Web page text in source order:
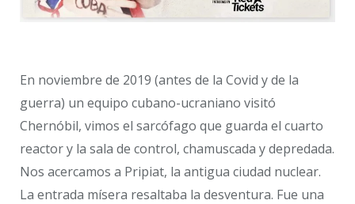
En noviembre de 2019 (antes de la Covid y de la
guerra) un equipo cubano-ucraniano visitó
Chernóbil, vimos el sarcófago que guarda el cuarto
reactor y la sala de control, chamuscada y depredada.
Nos acercamos a Pripiat, la antigua ciudad nuclear.
La entrada mísera resaltaba la desventura. Fue una